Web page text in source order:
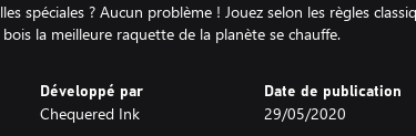
spéciales ? Aucun problème ! Jouez selon les règles
Développé par
Chequered Ink
Date de publication
29/05/2020